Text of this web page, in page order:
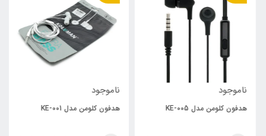
ناموجود
هدفون کلومن مدل KE-005
ناموجود
هدفون کلومن مدل KE-001